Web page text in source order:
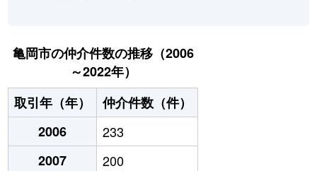
亀岡市の仲介件数の推移（2006
～2022年）
取引年（年）
仲介件数（件）
2006
233
2007
200